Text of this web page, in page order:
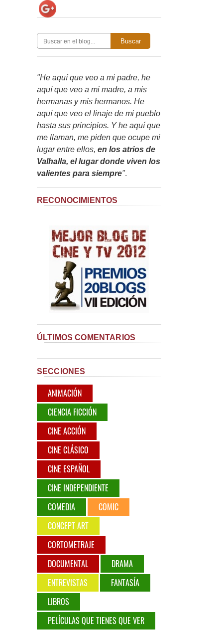
Buscar
"He aquí que veo a mi padre, he
aquí que veo a mi madre, a mis
hermanas y mis hermanos. He
aquí que veo el linaje de mi pueblo
hasta sus principios. Y he aquí que
me llaman, me piden que ocupe mi
lugar entre ellos, en los atrios de
Valhalla, el lugar donde viven los
valientes para siempre".
RECONOCIMIENTOS
ÚLTIMOS COMENTARIOS
SECCIONES
ANIMACIÓN
CIENCIA FICCIÓN
CINE ACCIÓN
CINE CLÁSICO
CINE ESPAÑOL
CINE INDEPENDIENTE
COMEDIA
COMIC
CONCEPT ART
CORTOMETRAJE
DOCUMENTAL
DRAMA
ENTREVISTAS
FANTASÍA
LIBROS
PELÍCULAS QUE TIENES QUE VER